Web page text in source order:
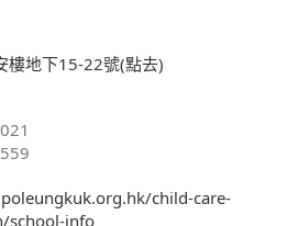
樓地下15-22號(點去)
child-care-
school-info